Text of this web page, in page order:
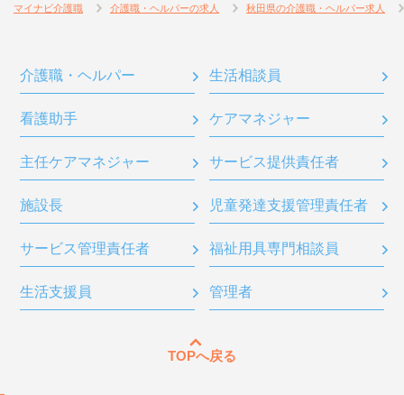
マイナビ介護職 介護職・ヘルパーの求人 秋田県の介護職・ヘルパー求人
介護職・ヘルパー 生活相談員
看護助手 ケアマネジャー
主任ケアマネジャー サービス提供責任者
施設長 児童発達支援管理責任者
サービス管理責任者 福祉用具専門相談員
生活支援員 管理者
TOPへ戻る